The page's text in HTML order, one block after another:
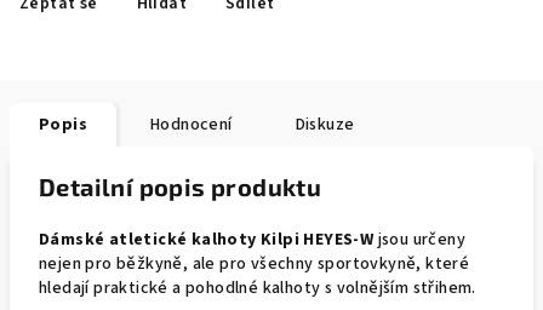
Popis Hodnocení Diskuze
Detailní popis produktu
Dámské atletické kalhoty Kilpi HEYES-Wjsou určeny
nejen pro běžkyně, ale pro všechny sportovkyně, které
hledají praktické a pohodlné kalhoty s volnějším střihem.